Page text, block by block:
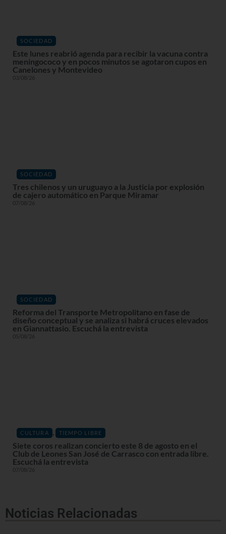
SOCIEDAD
Este lunes reabrió agenda para recibir la vacuna contra
meningococo y en pocos minutos se agotaron cupos en
Canelones y Montevideo
03/08/26
SOCIEDAD
Tres chilenos y un uruguayo a la Justicia por explosión
de cajero automático en Parque Miramar
07/08/26
SOCIEDAD
Reforma del Transporte Metropolitano en fase de
diseño conceptual y se analiza si habrá cruces elevados
en Giannattasio. Escuchá la entrevista
05/08/26
CULTURA , TIEMPO LIBRE
Siete coros realizan concierto este 8 de agosto en el
Club de Leones San José de Carrasco con entrada libre.
Escuchá la entrevista
07/08/26
Noticias Relacionadas